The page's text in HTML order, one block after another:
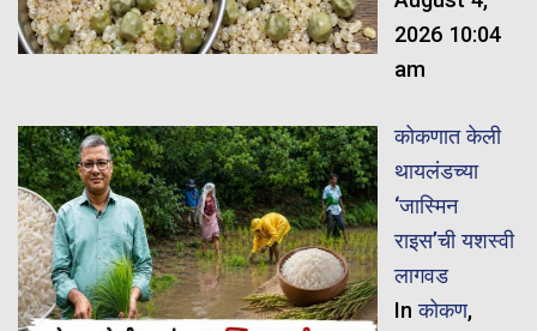
2026 10:04
am
कोकणात केली
थायलंडच्या
‘जास्मिन
राइस’ची यशस्वी
लागवड
Inकोकण,